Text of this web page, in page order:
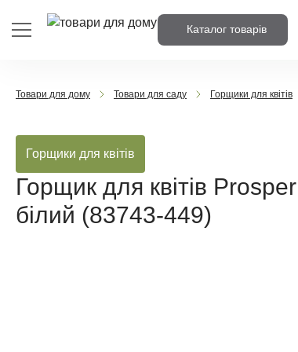
Каталог товарів
Товари для дому Товари для саду Горщики для квітів
Горщики для квітів
Горщик для квітів
білий (83743-449)